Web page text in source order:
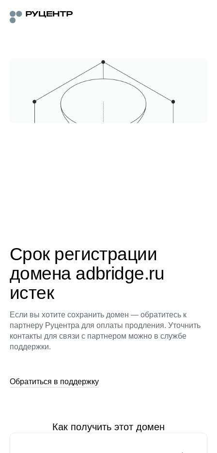
Срок регистрации
домена adbridge.ru
истек
Если вы хотите сохранить домен — обратитесь к
партнеру Руцентра для оплаты продления. Уточнить
контакты для связи с партнером можно в службе
поддержки.
Обратиться в поддержку
Как получить этот домен